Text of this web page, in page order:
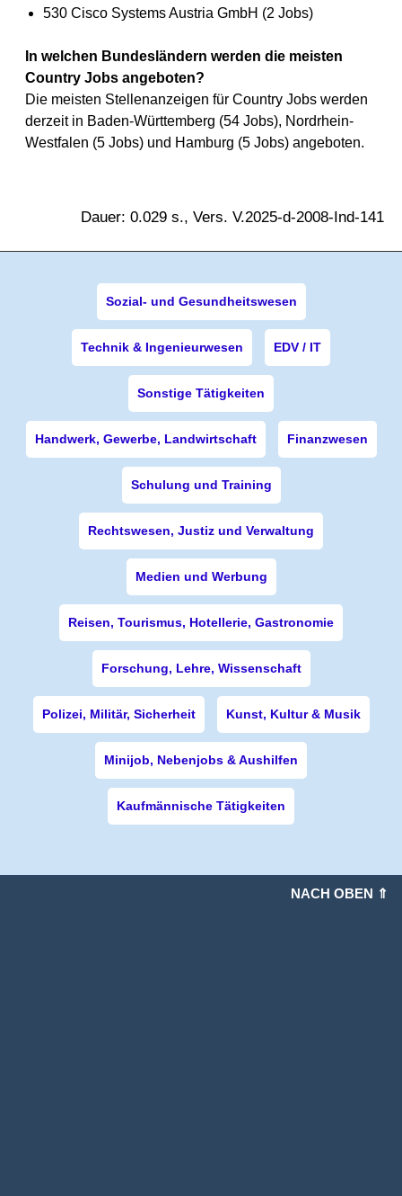
530 Cisco Systems Austria GmbH (2 Jobs)
In welchen Bundesländern werden die meisten
Country Jobs angeboten?
Die meisten Stellenanzeigen für Country Jobs werden
derzeit in Baden-Württemberg (54 Jobs), Nordrhein-
Westfalen (5 Jobs) und Hamburg (5 Jobs) angeboten.
Dauer: 0.029 s., Vers. V.2025-d-2008-Ind-141
Sozial- und Gesundheitswesen
Technik & Ingenieurwesen EDV / IT
Sonstige Tätigkeiten
Handwerk, Gewerbe, Landwirtschaft Finanzwesen
Schulung und Training
Rechtswesen, Justiz und Verwaltung
Medien und Werbung
Reisen, Tourismus, Hotellerie, Gastronomie
Forschung, Lehre, Wissenschaft
Polizei, Militär, Sicherheit Kunst, Kultur & Musik
Minijob, Nebenjobs & Aushilfen
Kaufmännische Tätigkeiten
NACH OBEN ⇑